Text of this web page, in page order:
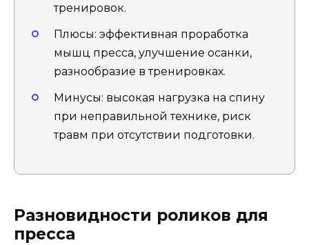
тренировок.
Плюсы: эффективная проработка
мышц пресса, улучшение осанки,
разнообразие в тренировках.
Минусы: высокая нагрузка на спину
при неправильной технике, риск
травм при отсутствии подготовки.
Разновидности роликов для
пресса